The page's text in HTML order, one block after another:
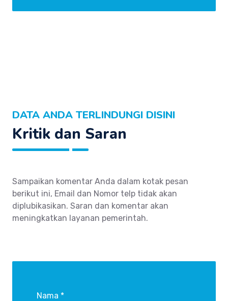
DATA ANDA TERLINDUNGI DISINI
Kritik dan Saran
Sampaikan komentar Anda dalam kotak pesan
berikut ini, Email dan Nomor telp tidak akan
diplubikasikan. Saran dan komentar akan
meningkatkan layanan pemerintah.
Nama *